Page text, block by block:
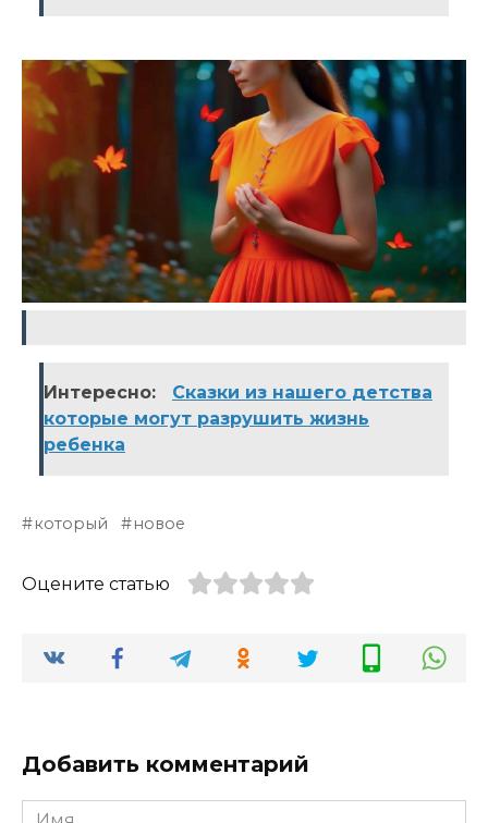
Интересно:
Сказки из нашего детства
которые могут разрушить жизнь
ребенка
который новое
Оцените статью
Добавить комментарий
Имя